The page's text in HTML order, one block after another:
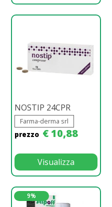
NOSTIP 24CPR
Farma-derma srl
prezzo € 10,88
Visualizza
9%